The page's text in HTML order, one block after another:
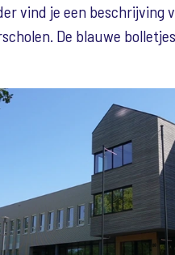
vind je een beschrijving
De blauwe